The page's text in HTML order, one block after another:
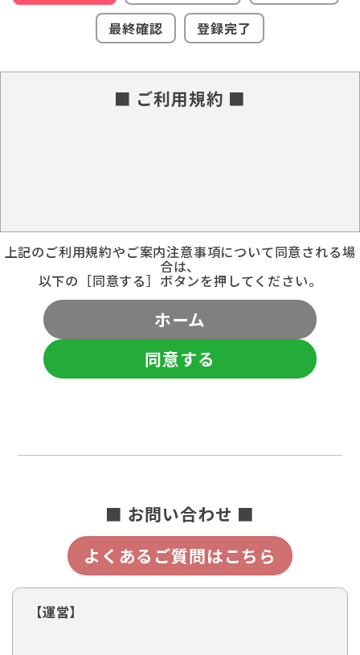
最終確認
登録完了
■ ご利用規約 ■
上記のご利用規約やご案内注意事項について同意される場
合は、
以下の［同意する］ボタンを押してください。
ホーム
同意する
■ お問い合わせ ■
よくあるご質問はこちら
【運営】